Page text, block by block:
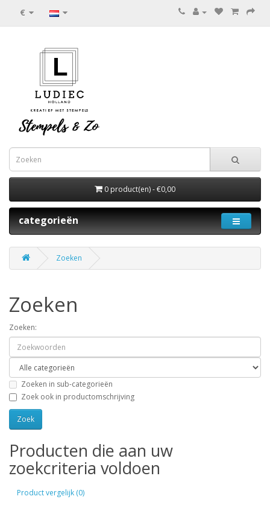
€
0 product(en) - €0,00
categorieën
Zoeken
Zoeken
Zoeken:
Zoeken in sub-categorieën
Zoek ook in productomschrijving
Producten die aan uw
zoekcriteria voldoen
Product vergelijk (0)